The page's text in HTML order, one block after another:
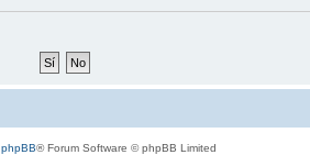
phpBB® Forum Software © phpBB Limited